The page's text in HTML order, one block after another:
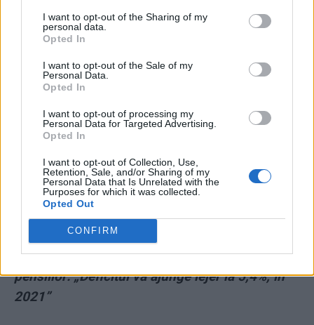
I want to opt-out of the Sharing of my
personal data.
Opted In
I want to opt-out of the Sale of my
Personal Data.
Opted In
I want to opt-out of processing my
Personal Data for Targeted Advertising.
Opted In
I want to opt-out of Collection, Use,
Retention, Sale, and/or Sharing of my
Personal Data that Is Unrelated with the
Purposes for which it was collected.
Opted Out
CONFIRM
* „Nenorociţi imbecili! Să aveţi viaţa la care îi
supuneți pe oameni! Să ajungeţi să trăiţi din
salariul minim!”. Mesajul unui român
cardurile de sănătate
VIDEO. Arma secretă a PSD la prezidențiale:
„blonda lui Voiculescu”. Inspirat de Băsescu,
mogulul Antenei 3 încearcă s-o impună drept
candidat unic al frontului anti-Iohannis
*Prăpădul pe care îl va provoca Legea
pensiilor: „Deficitul va ajunge lejer la 5,4%, în
2021”